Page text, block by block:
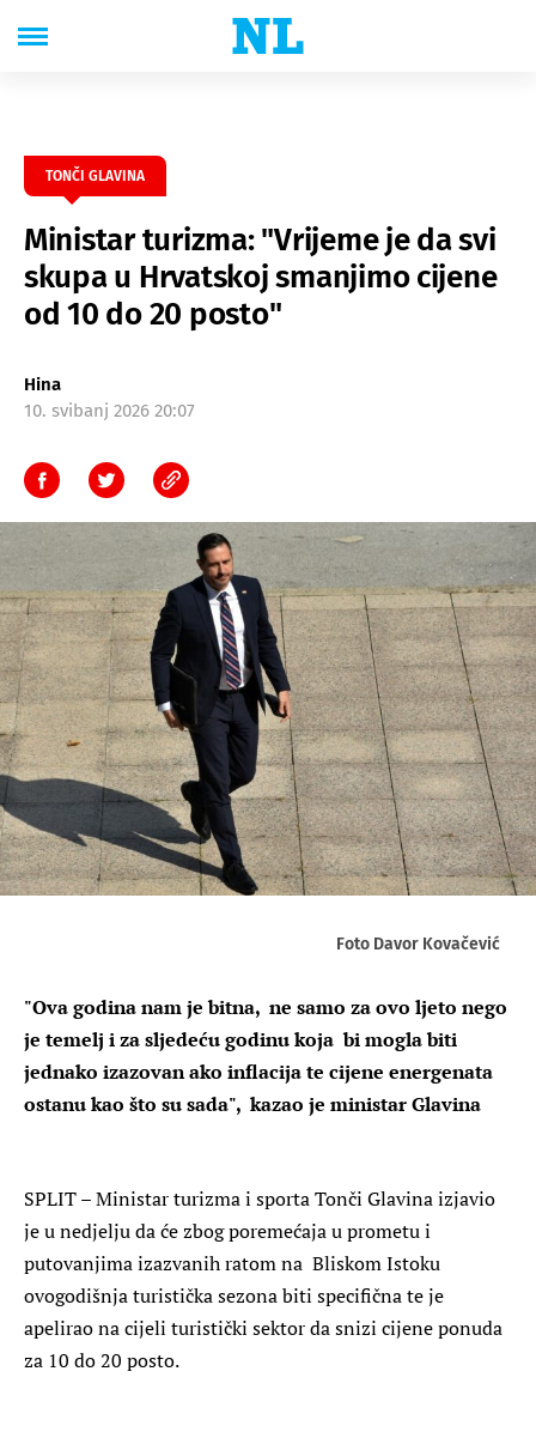
TONČI GLAVINA
Ministar turizma: "Vrijeme je da svi
skupa u Hrvatskoj smanjimo cijene
od 10 do 20 posto"
Hina
10. svibanj 2026 20:07
Foto Davor Kovačević
"Ova godina nam je bitna, ne samo za ovo ljeto nego
je temelj i za sljedeću godinu koja bi mogla biti
jednako izazovan ako inflacija te cijene energenata
ostanu kao što su sada", kazao je ministar Glavina
SPLIT – Ministar turizma i sporta Tonči Glavina izjavio
je u nedjelju da će zbog poremećaja u prometu i
putovanjima izazvanih ratom na Bliskom Istoku
ovogodišnja turistička sezona biti specifična te je
apelirao na cijeli turistički sektor da snizi cijene ponuda
za 10 do 20 posto.